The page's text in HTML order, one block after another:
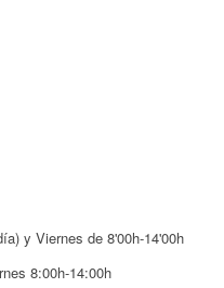
y Viernes de 8'00h-14'00h
8:00h-14:00h